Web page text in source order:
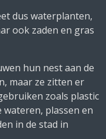
dus waterplanten,
ook zaden en gras
hun nest aan de
maar ze zitten er
zoals plastic
plassen en
in de stad in